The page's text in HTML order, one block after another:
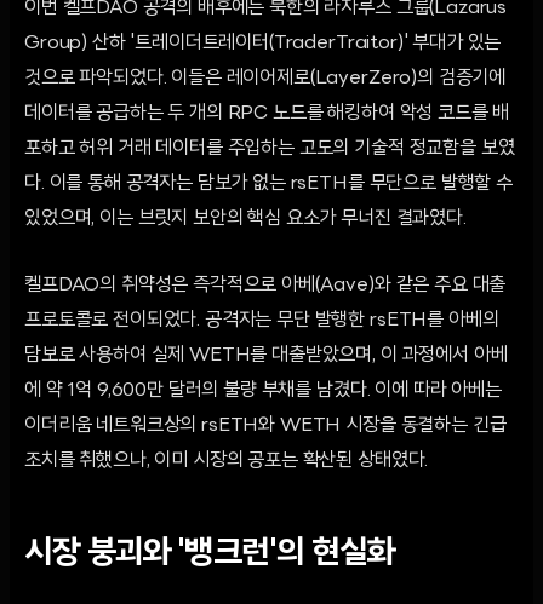
이번 켈프DAO 공격의 배후에는 북한의 라자루스 그룹(Lazarus
Group) 산하 '트레이더트레이터(TraderTraitor)' 부대가 있는
것으로 파악되었다. 이들은 레이어제로(LayerZero)의 검증기에
데이터를 공급하는 두 개의 RPC 노드를 해킹하여 악성 코드를 배
포하고 허위 거래 데이터를 주입하는 고도의 기술적 정교함을 보였
다. 이를 통해 공격자는 담보가 없는 rsETH를 무단으로 발행할 수
있었으며, 이는 브릿지 보안의 핵심 요소가 무너진 결과였다.
켈프DAO의 취약성은 즉각적으로 아베(Aave)와 같은 주요 대출
프로토콜로 전이되었다. 공격자는 무단 발행한 rsETH를 아베의
담보로 사용하여 실제 WETH를 대출받았으며, 이 과정에서 아베
에 약 1억 9,600만 달러의 불량 부채를 남겼다. 이에 따라 아베는
이더리움 네트워크상의 rsETH와 WETH 시장을 동결하는 긴급
조치를 취했으나, 이미 시장의 공포는 확산된 상태였다.
시장 붕괴와 '뱅크런'의 현실화